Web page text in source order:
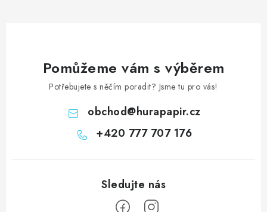
Pomůžeme vám s výběrem
Potřebujete s něčím poradit? Jsme tu pro vás!
obchod@hurapapir.cz
+420 777 707 176